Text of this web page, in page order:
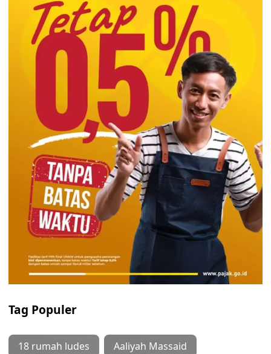
Tag Populer
18 rumah ludes Aaliyah Massaid